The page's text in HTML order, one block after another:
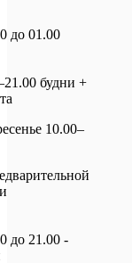
до 01.00
будни +
10.00–
до 21.00 -